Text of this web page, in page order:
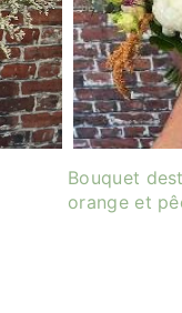
Bouquet
orange et